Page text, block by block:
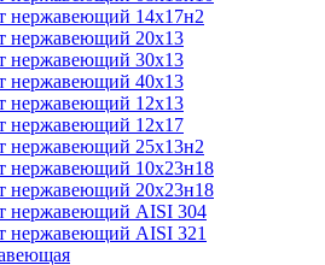
нержавеющий 14х17н2
нержавеющий 20х13
нержавеющий 30х13
нержавеющий 40х13
нержавеющий 12х13
нержавеющий 12х17
нержавеющий 25х13н2
нержавеющий 10х23н18
нержавеющий 20х23н18
нержавеющий AISI 304
нержавеющий AISI 321